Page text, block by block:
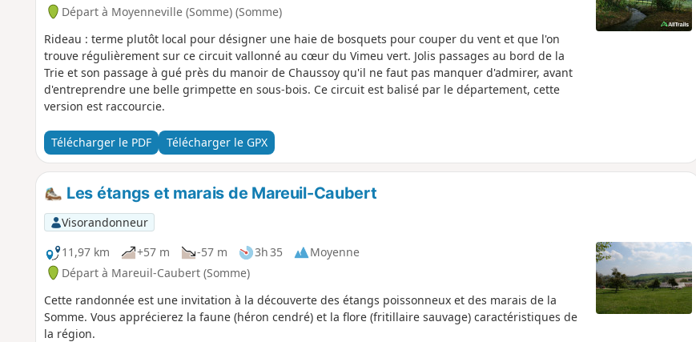
Départ à Moyenneville (Somme) (Somme)
Rideau : terme plutôt local pour désigner une haie de bosquets pour couper du vent et que l'on
trouve régulièrement sur ce circuit vallonné au cœur du Vimeu vert. Jolis passages au bord de la
Trie et son passage à gué près du manoir de Chaussoy qu'il ne faut pas manquer d'admirer, avant
d'entreprendre une belle grimpette en sous-bois. Ce circuit est balisé par le département, cette
version est raccourcie.
Télécharger le PDF Télécharger le GPX
Les étangs et marais de Mareuil-Caubert
Visorandonneur
11,97 km
+57 m -57 m 3h 35
Moyenne
Départ à Mareuil-Caubert (Somme)
Cette randonnée est une invitation à la découverte des étangs poissonneux et des marais de la
Somme. Vous apprécierez la faune (héron cendré) et la flore (fritillaire sauvage) caractéristiques de
la région.